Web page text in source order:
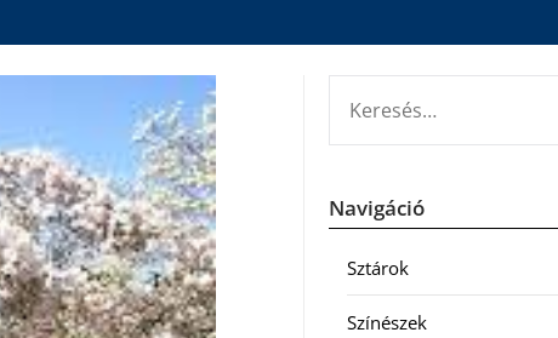
Navigáció
Sztárok
Színészek